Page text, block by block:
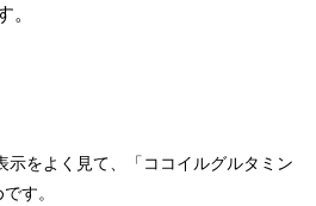
をよく見て、「ココイルグルタミン
す。